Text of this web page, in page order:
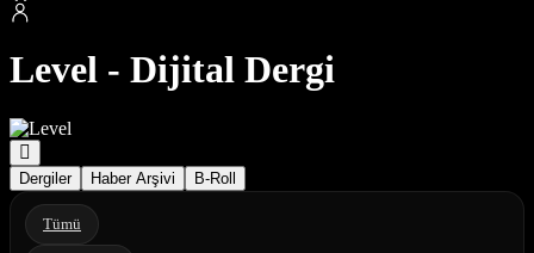
Level - Dijital Dergi
Dergiler Haber Arşivi B-Roll
Tümü